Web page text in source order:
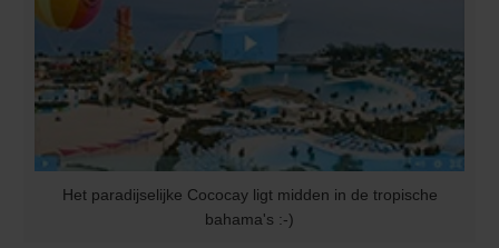
Het paradijselijke Cococay ligt midden in de tropische
bahama's :-)